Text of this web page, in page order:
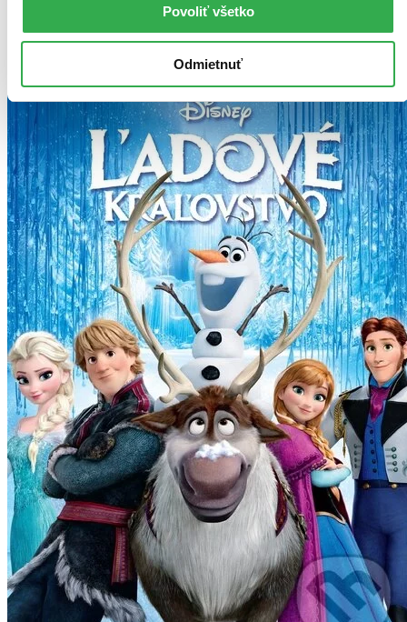
Povoliť všetko
Odmietnuť
Dodanie ďalších môže trvať dlhšie, zvyčajne do piatich dní.
Vložiť do košíka